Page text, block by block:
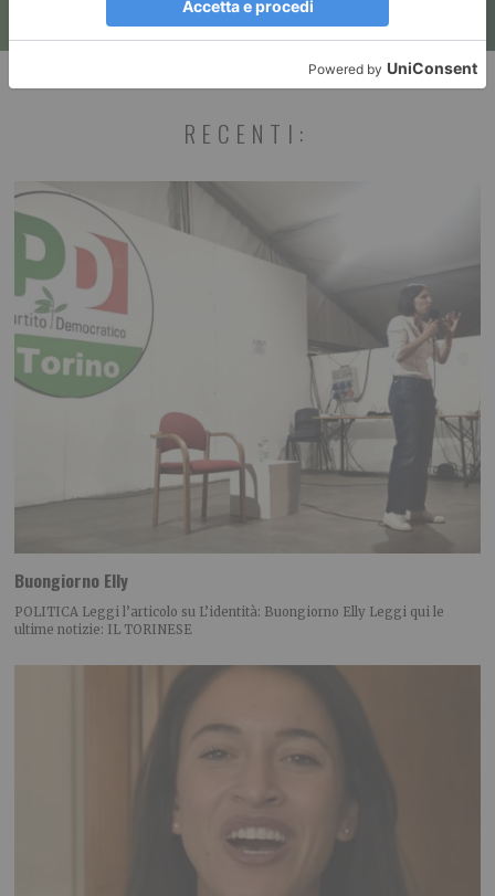
RECENTI:
Buongiorno Elly
POLITICA Leggi l’articolo su L’identità: Buongiorno Elly Leggi qui le
ultime notizie: IL TORINESE